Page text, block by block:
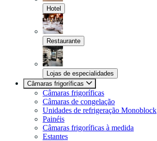
Hotel
Restaurante
Lojas de especialidades
Câmaras frigoríficas
Câmaras frigoríficas
Câmaras de congelação
Unidades de refrigeração Monoblock
Painéis
Câmaras frigoríficas à medida
Estantes